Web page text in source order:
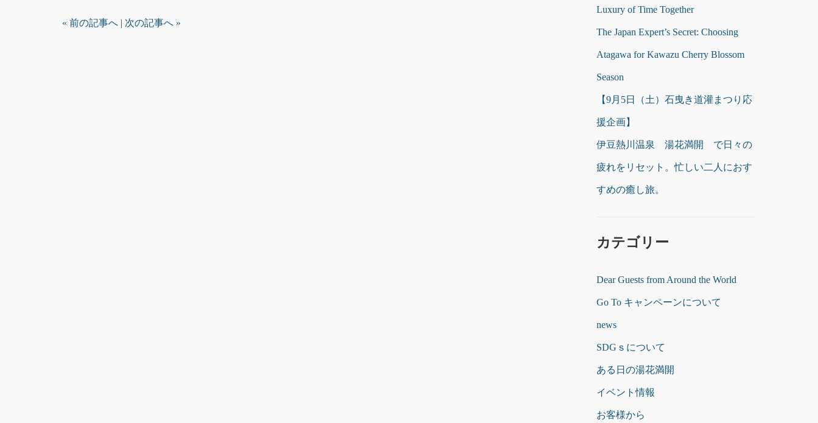
« 前の記事へ | 次の記事へ »
Luxury of Time Together
The Japan Expert’s Secret: Choosing
Atagawa for Kawazu Cherry Blossom
Season
【9月5日（土）石曳き道灌まつり応
援企画】
伊豆熱川温泉 湯花満開 で日々の
疲れをリセット。忙しい二人におす
すめの癒し旅。
カテゴリー
Dear Guests from Around the World
Go To キャンペーンについて
news
SDGｓについて
ある日の湯花満開
イベント情報
お客様から